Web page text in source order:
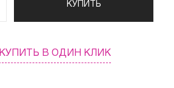
КУПИТЬ
КУПИТЬ В ОДИН КЛИК